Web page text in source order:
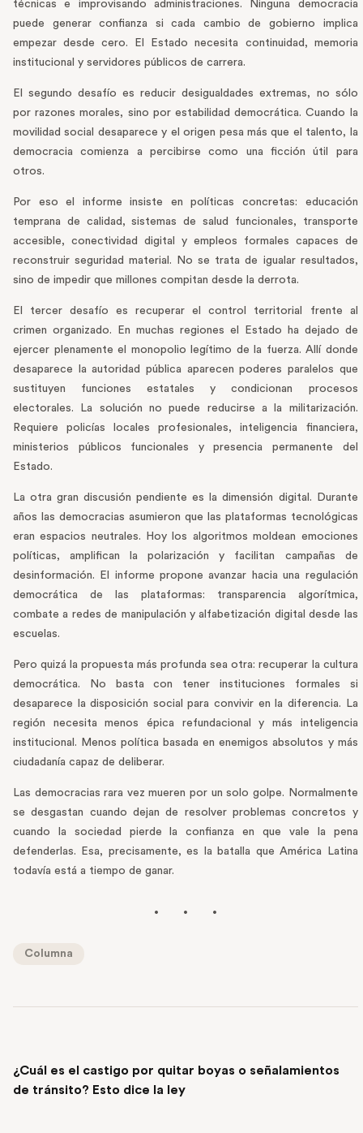
técnicas e improvisando administraciones. Ninguna democracia
puede generar confianza si cada cambio de gobierno implica
empezar desde cero. El Estado necesita continuidad, memoria
institucional y servidores públicos de carrera.
El segundo desafío es reducir desigualdades extremas, no sólo
por razones morales, sino por estabilidad democrática. Cuando la
movilidad social desaparece y el origen pesa más que el talento, la
democracia comienza a percibirse como una ficción útil para
otros.
Por eso el informe insiste en políticas concretas: educación
temprana de calidad, sistemas de salud funcionales, transporte
accesible, conectividad digital y empleos formales capaces de
reconstruir seguridad material. No se trata de igualar resultados,
sino de impedir que millones compitan desde la derrota.
El tercer desafío es recuperar el control territorial frente al
crimen organizado. En muchas regiones el Estado ha dejado de
ejercer plenamente el monopolio legítimo de la fuerza. Allí donde
desaparece la autoridad pública aparecen poderes paralelos que
sustituyen funciones estatales y condicionan procesos
electorales. La solución no puede reducirse a la militarización.
Requiere policías locales profesionales, inteligencia financiera,
ministerios públicos funcionales y presencia permanente del
Estado.
La otra gran discusión pendiente es la dimensión digital. Durante
años las democracias asumieron que las plataformas tecnológicas
eran espacios neutrales. Hoy los algoritmos moldean emociones
políticas, amplifican la polarización y facilitan campañas de
desinformación. El informe propone avanzar hacia una regulación
democrática de las plataformas: transparencia algorítmica,
combate a redes de manipulación y alfabetización digital desde las
escuelas.
Pero quizá la propuesta más profunda sea otra: recuperar la cultura
democrática. No basta con tener instituciones formales si
desaparece la disposición social para convivir en la diferencia. La
región necesita menos épica refundacional y más inteligencia
institucional. Menos política basada en enemigos absolutos y más
ciudadanía capaz de deliberar.
Las democracias rara vez mueren por un solo golpe. Normalmente
se desgastan cuando dejan de resolver problemas concretos y
cuando la sociedad pierde la confianza en que vale la pena
defenderlas. Esa, precisamente, es la batalla que América Latina
todavía está a tiempo de ganar.
Columna
¿Cuál es el castigo por quitar boyas o señalamientos
de tránsito? Esto dice la ley